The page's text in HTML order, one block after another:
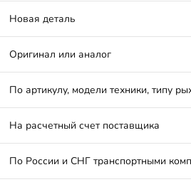
Новая деталь
Оригинал или аналог
По артикулу, модели техники, типу
На расчетный счет поставщика
По России и СНГ транспортными